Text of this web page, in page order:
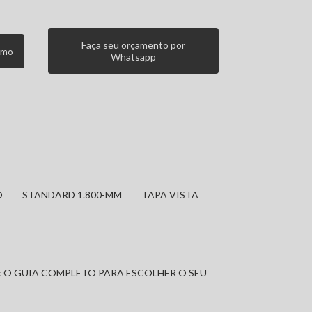
Faça seu orçamento por
Whatsapp
STANDARD 1.800-MM TAPA VISTA
GUIA COMPLETO PARA ESCOLHER O SEU